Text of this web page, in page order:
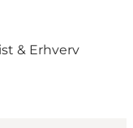
& Erhverv